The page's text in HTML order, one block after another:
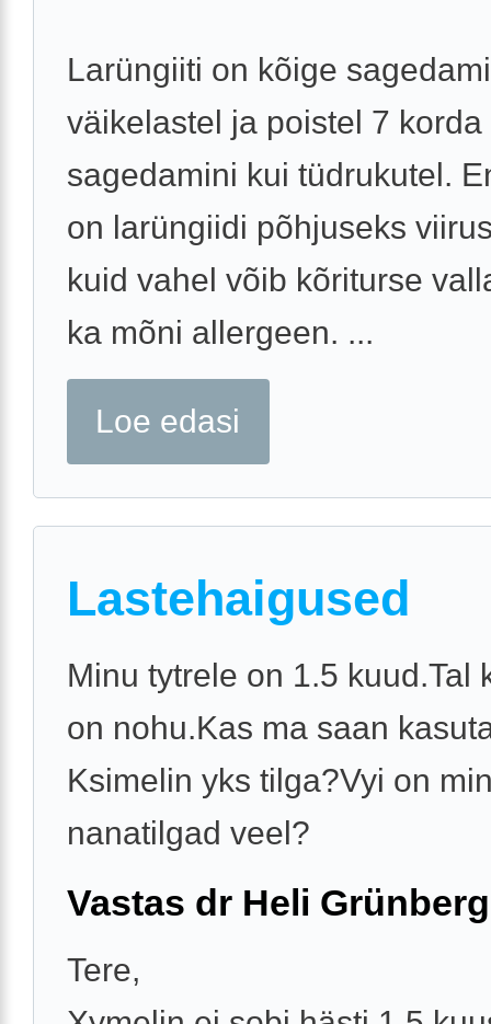
Larüngiiti on kõige
väikelastel ja poistel 7 korda
sagedamini kui tüdrukutel.
on larüngiidi põhjuseks
kuid vahel võib kõriturse
ka mõni allergeen. ...
Loe edasi
Lastehaigused
Minu tytrele on 1.5 kuud.Tal
on nohu.Kas ma saan
Ksimelin yks tilga?Vyi on
nanatilgad veel?
Vastas dr Heli Grünberg
Tere,